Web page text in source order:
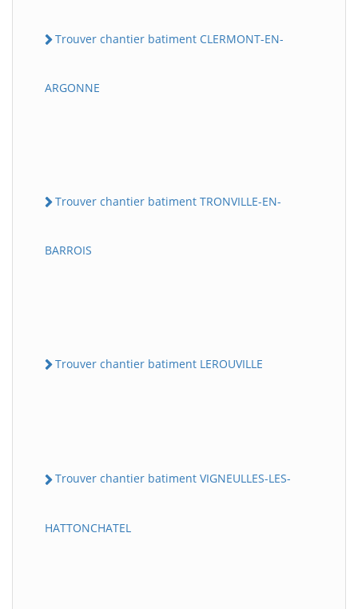
Trouver chantier batiment CLERMONT-EN-
ARGONNE
Trouver chantier batiment TRONVILLE-EN-
BARROIS
Trouver chantier batiment LEROUVILLE
Trouver chantier batiment VIGNEULLES-LES-
HATTONCHATEL